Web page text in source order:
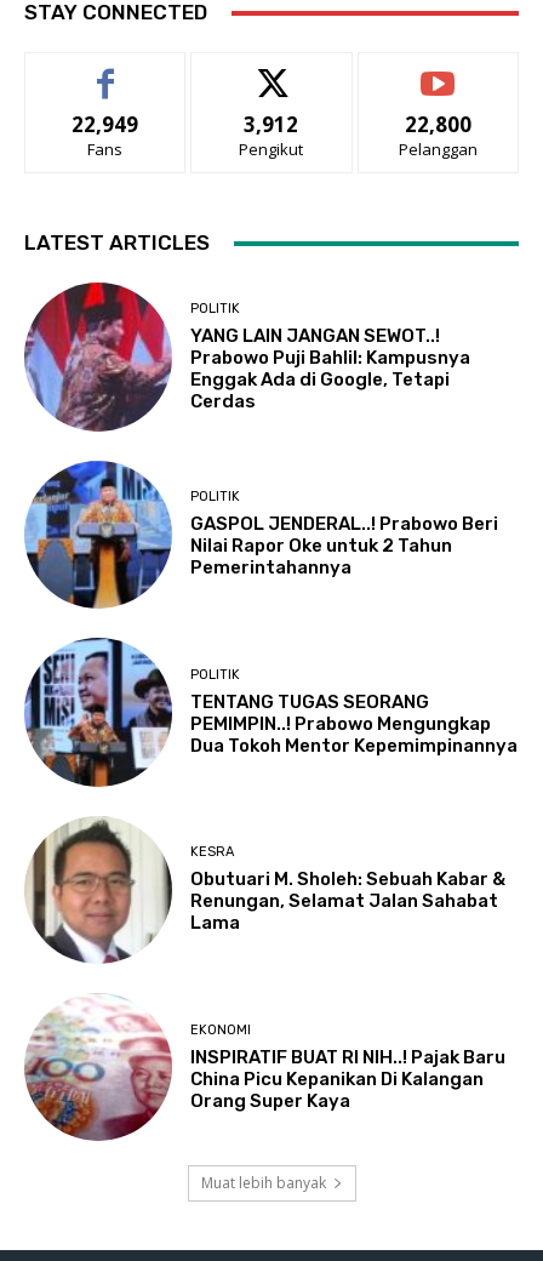
STAY CONNECTED
22,949
Fans
3,912
Pengikut
22,800
Pelanggan
LATEST ARTICLES
POLITIK
YANG LAIN JANGAN SEWOT..!
Prabowo Puji Bahlil: Kampusnya
Enggak Ada di Google, Tetapi
Cerdas
POLITIK
GASPOL JENDERAL..! Prabowo Beri
Nilai Rapor Oke untuk 2 Tahun
Pemerintahannya
POLITIK
TENTANG TUGAS SEORANG
PEMIMPIN..! Prabowo Mengungkap
Dua Tokoh Mentor Kepemimpinannya
KESRA
Obutuari M. Sholeh: Sebuah Kabar &
Renungan, Selamat Jalan Sahabat
Lama
EKONOMI
INSPIRATIF BUAT RI NIH..! Pajak Baru
China Picu Kepanikan Di Kalangan
Orang Super Kaya
Muat lebih banyak